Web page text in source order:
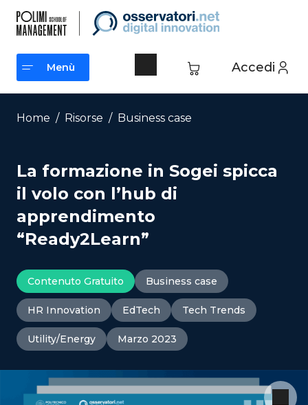
contenuto
Accedi
Menù
Menù
Home / Risorse / Business case
La formazione in Sogei spicca
il volo con l’hub di
apprendimento
“Ready2Learn”
Contenuto Gratuito Business case
HR Innovation EdTech Tech Trends
Utility/Energy Marzo 2023